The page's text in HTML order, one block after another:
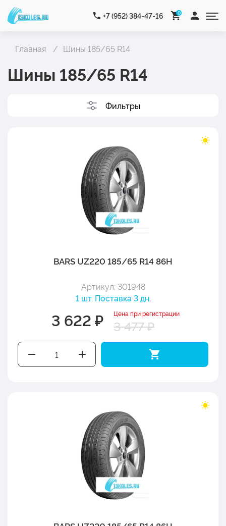
+7 (952) 384-47-16 0
Главная Шины 185/65 R14
Шины 185/65 R14
Фильтры
BARS UZ220 185/65 R14 86H
Артикул: 301948
1 шт. Поставка 3 дн.
3 622 ₽ Цена при регистрации
3 477 ₽